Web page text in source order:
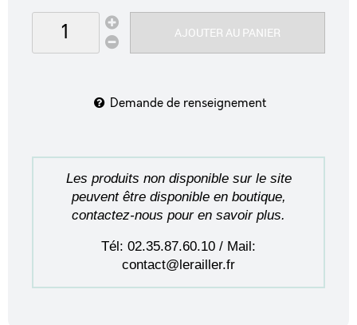
AJOUTER AU PANIER
Demande de renseignement
Les produits non disponible sur le site
peuvent être disponible en boutique,
contactez-nous pour en savoir plus.
Tél: 02.35.87.60.10 / Mail:
contact@lerailler.fr